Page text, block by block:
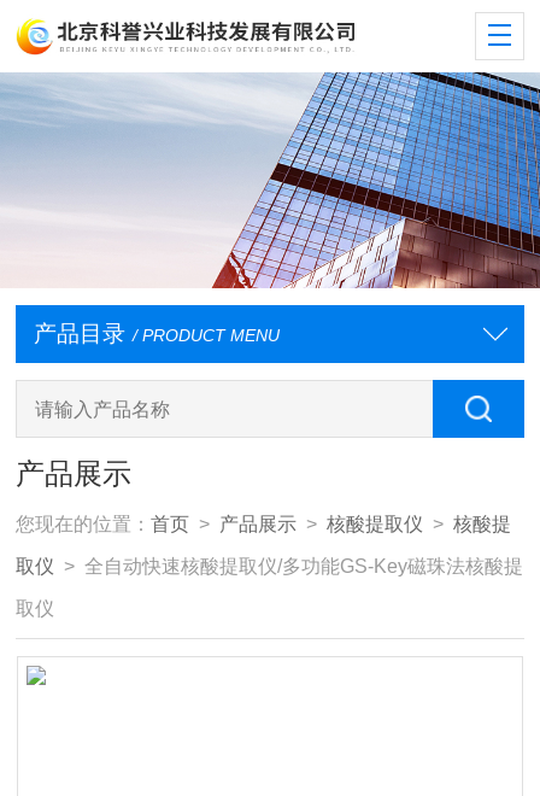
产品目录 / PRODUCT MENU
产品展示
您现在的位置：首页 > 产品展示 >核酸提取仪 >核酸提
取仪 > 全自动快速核酸提取仪/多功能GS-Key磁珠法核酸提
取仪